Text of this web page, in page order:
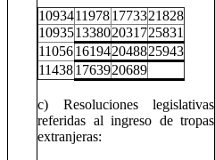
10934119781773321828
10935133802031725831
11056161942048825943
114381763920689
c) Resoluciones legislativas
referidas al ingreso de tropas
extranjeras: